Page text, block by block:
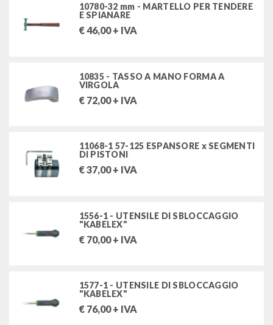
giraviti
giratubi, martelli, lime ed altri utensili
utensili kabelex
utensili per carrozzeria
utensili speciali per filtri olio
Stock
10780-32 mm - MARTELLO PER TENDERE
E SPIANARE
€46,00+ IVA
10835 - TASSO A MANO FORMA A
VIRGOLA
€ 72,00+ IVA
11068-1 57-125 ESPANSORE x SEGMENTI
DI PISTONI
€37,00+ IVA
1556-1 - UTENSILE DI SBLOCCAGGIO
"KABELEX"
€ 70,00+ IVA
1577-1 - UTENSILE DI SBLOCCAGGIO
"KABELEX"
€ 76,00+ IVA